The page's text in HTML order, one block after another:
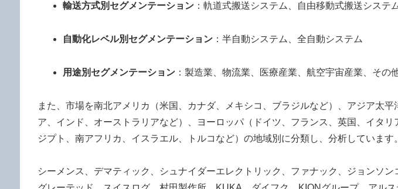
輸送方式別セグメンテーション：軌道式搬送システム、自由移動式搬送システ
自動化レベル別セグメンテーション：半自動システム、全自動システム
用途別セグメンテーション：製造業、物流業、医療産業、航空宇宙産業、その
また、市場を南北アメリカ（米国、カナダ、メキシコ、ブラジルなど）、アジア太
ア、インド、オーストラリアなど）、ヨーロッパ（ドイツ、フランス、英国、イタ
ジプト、南アフリカ、イスラエル、トルコなど）の地域別に分類し、分析しています。
シーメンス、デマティック、シュナイダーエレクトリック、ファナック、ジョンソ